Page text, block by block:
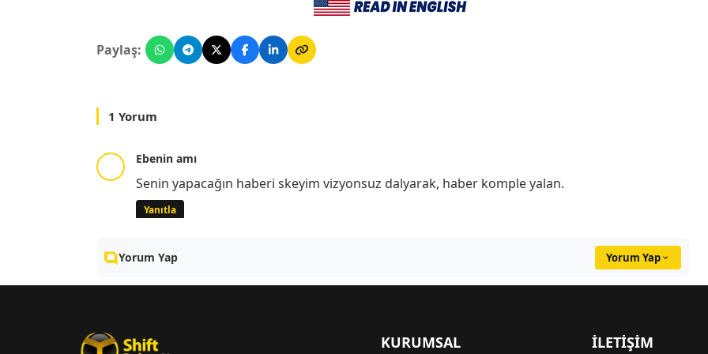
Paylaş:
1 Yorum
Ebenin amı
Senin yapacağın haberi skeyim vizyonsuz dalyarak, haber komple yalan.
Yanıtla
Yorum Yap Yorum Yap
KURUMSAL İLETIŞIM